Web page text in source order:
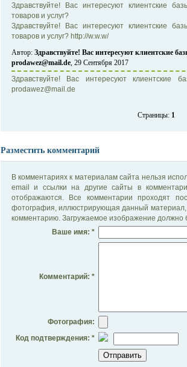
Здравствуйте! Вас интересуют клиентские
товаров и услуг?
Здравствуйте! Вас интересуют клиентские
товаров и услуг? http://w.w.w/
Автор: Здравствуйте! Вас интересуют клиентские
prodawez@mail.de, 29 Сентября 2017
Здравствуйте! Вас интересуют клиентские
prodawez@mail.de
Страницы: 1
Разместить комментарий
В комментариях к материалам сайта нельзя
email и ссылки на другие сайты в
отображаются. Все комментарии проходят
фотография, иллюстрирующая данный материал,
комментарию. Загружаемое изображение должно
Ваше имя: *
Комментарий: *
Фотография:
Код подтверждения: *